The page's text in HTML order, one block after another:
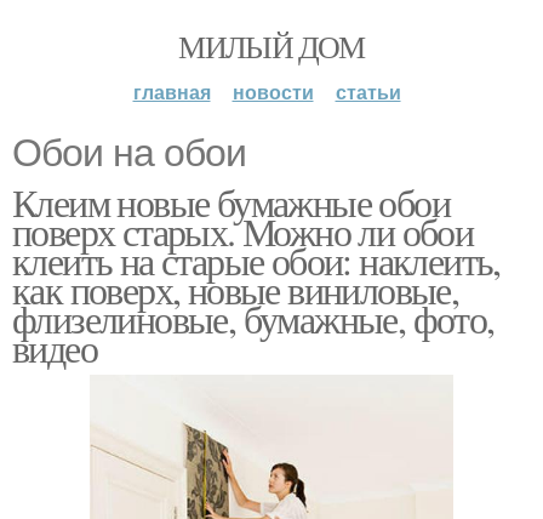
МИЛЫЙ ДОМ
главная новости статьи
Обои на обои
Клеим новые бумажные обои
поверх старых. Можно ли обои
клеить на старые обои: наклеить,
как поверх, новые виниловые,
флизелиновые, бумажные, фото,
видео